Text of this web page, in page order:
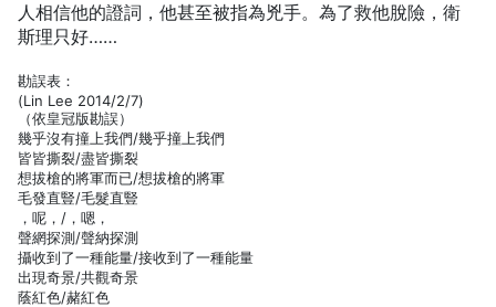
人相信他的證詞，他甚至被指為兇手。為了救他脫險，衛
斯理只好……
勘誤表：
(Lin Lee 2014/2/7)
（依皇冠版勘誤）
幾乎沒有撞上我們/幾乎撞上我們
皆皆撕裂/盡皆撕裂
想拔槍的將軍而已/想拔槍的將軍
毛發直豎/毛髮直豎
，呢，/，嗯，
聲網探測/聲納探測
攝收到了一種能量/接收到了一種能量
出現奇景/共觀奇景
蔭紅色/赭紅色